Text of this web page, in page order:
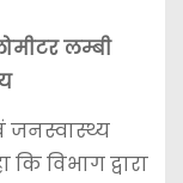
लम्बी
जनस्वास्थ्य
विभाग द्वारा